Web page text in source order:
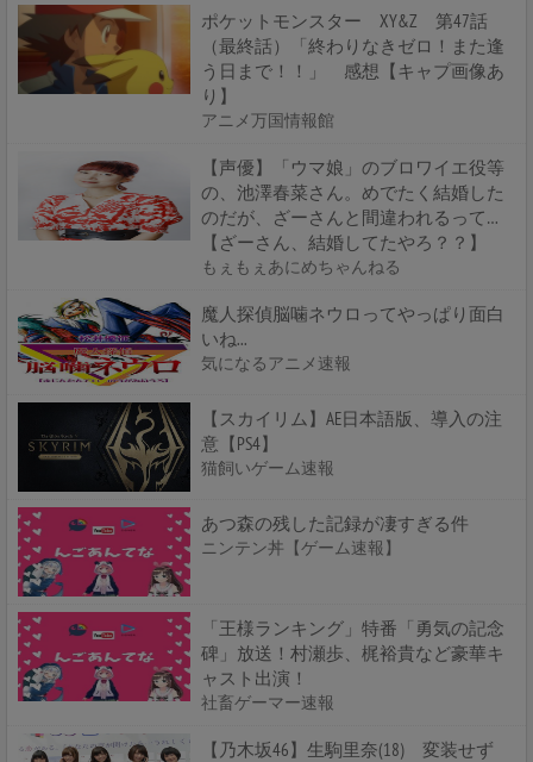
ポケットモンスター XY&Z 第47話
（最終話）「終わりなきゼロ！また逢
う日まで！！」 感想【キャプ画像あ
り】
アニメ万国情報館
【声優】「ウマ娘」のブロワイエ役等
の、池澤春菜さん。めでたく結婚した
のだが、ざーさんと間違われるって…
【ざーさん、結婚してたやろ？？】
もぇもぇあにめちゃんねる
魔人探偵脳噛ネウロってやっぱり面白
いね...
気になるアニメ速報
【スカイリム】AE日本語版、導入の注
意【PS4】
猫飼いゲーム速報
あつ森の残した記録が凄すぎる件
ニンテン丼【ゲーム速報】
「王様ランキング」特番「勇気の記念
碑」放送！村瀬歩、梶裕貴など豪華キ
ャスト出演！
社畜ゲーマー速報
【乃木坂46】生駒里奈(18) 変装せず